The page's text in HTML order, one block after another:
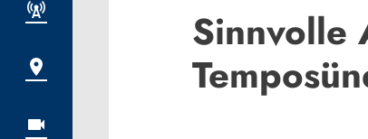
Sinnvolle